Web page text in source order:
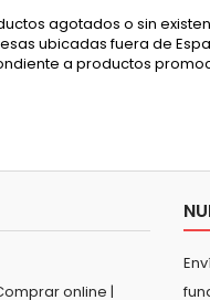
agotados o sin
ubicadas fuera de
a productos
online |